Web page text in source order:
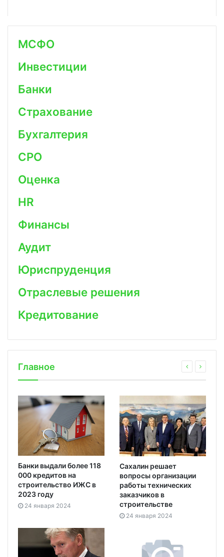
МСФО
Инвестиции
Банки
Страхование
Бухгалтерия
СРО
Оценка
HR
Финансы
Аудит
Юриспруденция
Отраслевые решения
Кредитование
Главное
Банки выдали более 118
000 кредитов на
строительство ИЖС в
2023 году
24 января 2024
Сахалин решает
вопросы организации
работы технических
заказчиков в
строительстве
24 января 2024